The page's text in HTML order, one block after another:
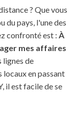
? Que vous
du pays, l'une des
confronté est : À
mes affaires
lignes de
en passant
il est facile de se